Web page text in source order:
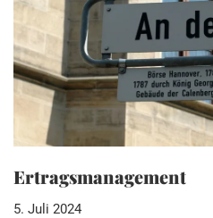
Ertragsmanagement
5. Juli 2024